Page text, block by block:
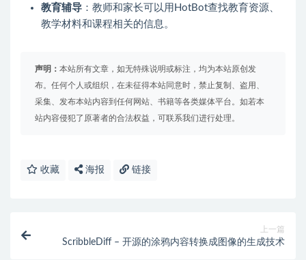
教育辅导 ：教师和家长可以用HotBot查找教育资源、
教学材料和课程相关的信息。
声明： 本站所有文章，如无特殊说明或标注，均为本站原创发
布。任何个人或组织，在未征得本站同意时，禁止复制、盗用、
采集、发布本站内容到任何网站、书籍等各类媒体平台。如若本
站内容侵犯了原著者的合法权益，可联系我们进行处理。
收藏 海报 链接
上一篇
ScribbleDiff – 开源的涂鸦内容转换成图像的生成技术